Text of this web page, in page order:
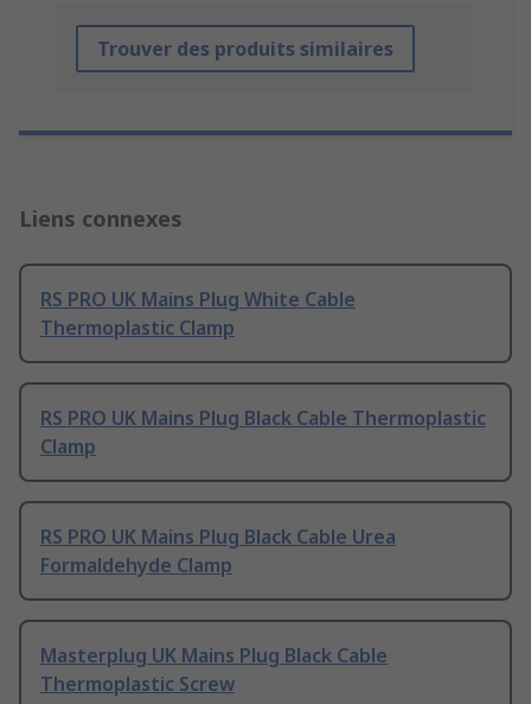
Trouver des produits similaires
Liens connexes
RS PRO UK Mains Plug White Cable
Thermoplastic Clamp
RS PRO UK Mains Plug Black Cable Thermoplastic
Clamp
RS PRO UK Mains Plug Black Cable Urea
Formaldehyde Clamp
Masterplug UK Mains Plug Black Cable
Thermoplastic Screw